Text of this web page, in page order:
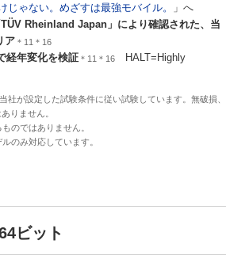
じゃない。めざすは最強モバイル。
」へ
Rheinland Japan」により確認された、当
ア ＊11＊16
経年変化を検証 ＊11＊16
HALT=Highly
社が設定した試験条件に従い試験しています。無破損、
りません。
のではありません。
のみ対応しています。
ビット